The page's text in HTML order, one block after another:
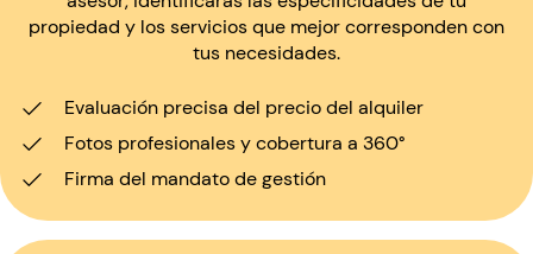
propiedad y los servicios que mejor corresponden con
tus necesidades.
Evaluación precisa del precio del alquiler
Fotos profesionales y cobertura a 360°
Firma del mandato de gestión